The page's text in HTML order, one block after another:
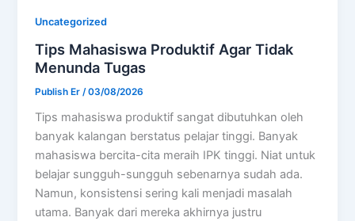
Uncategorized
Tips Mahasiswa Produktif Agar Tidak
Menunda Tugas
Publish Er /03/08/2026
Tips mahasiswa produktif sangat dibutuhkan oleh
banyak kalangan berstatus pelajar tinggi. Banyak
mahasiswa bercita-cita meraih IPK tinggi. Niat untuk
belajar sungguh-sungguh sebenarnya sudah ada.
Namun, konsistensi sering kali menjadi masalah
utama. Banyak dari mereka akhirnya justru